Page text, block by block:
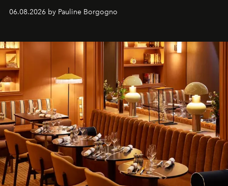
06.08.2026 by Pauline Borgogno